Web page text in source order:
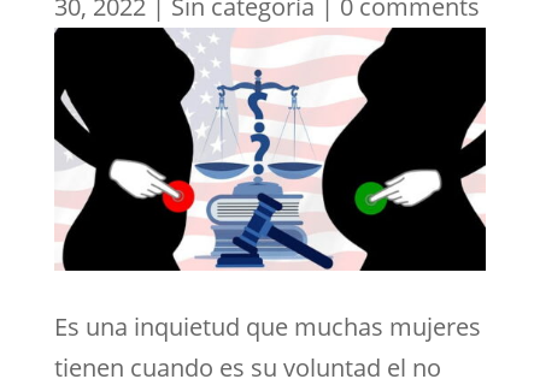
30, 2022| Sin categoría | 0 comments
Es una inquietud que muchas mujeres
tienen cuando es su voluntad el no